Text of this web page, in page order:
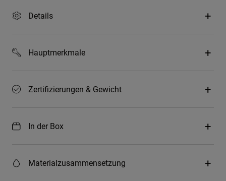
Details
Hauptmerkmale
Zertifizierungen & Gewicht
In der Box
Materialzusammensetzung